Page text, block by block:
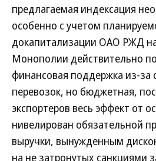
предлагаемая индексация
особенно с учетом
докапитализации ОАО РЖД
Монополии действительно
финансовая поддержка из-
перевозок, но бюджетная,
экспортеров весь эффект от
нивелирован обязательной
выручки, вынужденным
на не затронутых санкциями